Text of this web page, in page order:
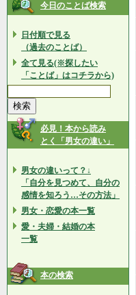
今日のことば検索
日付順で見る
（過去のことば）
全て見る(※探したい
「ことば」はコチラから)
必見！本から読み
とく「男女の違い」
男女の違いって？↓
「自分を見つめて、自分の
感情を知ろう…その方法」
男女・恋愛の本一覧
愛・夫婦・結婚の本
一覧
本の検索